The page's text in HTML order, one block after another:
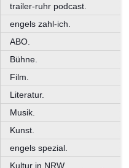
trailer-ruhr podcast.
engels zahl-ich.
ABO.
Bühne.
Film.
Literatur.
Musik.
Kunst.
engels spezial.
Kultur in NRW.